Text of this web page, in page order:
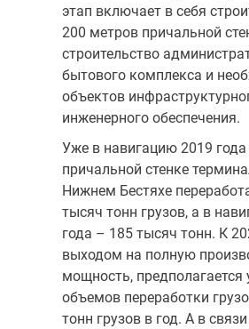
этап включает в себя
200 метров причальной
строительство
бытового комплекса и
объектов
инженерного обеспечения.
Уже в навигацию 2019 года
причальной стенке
Нижнем Бестяхе
тысяч тонн грузов, а в
года – 185 тысяч тонн. К
выходом на полную
мощность, предполагается
объемов переработки
тонн грузов в год. А в